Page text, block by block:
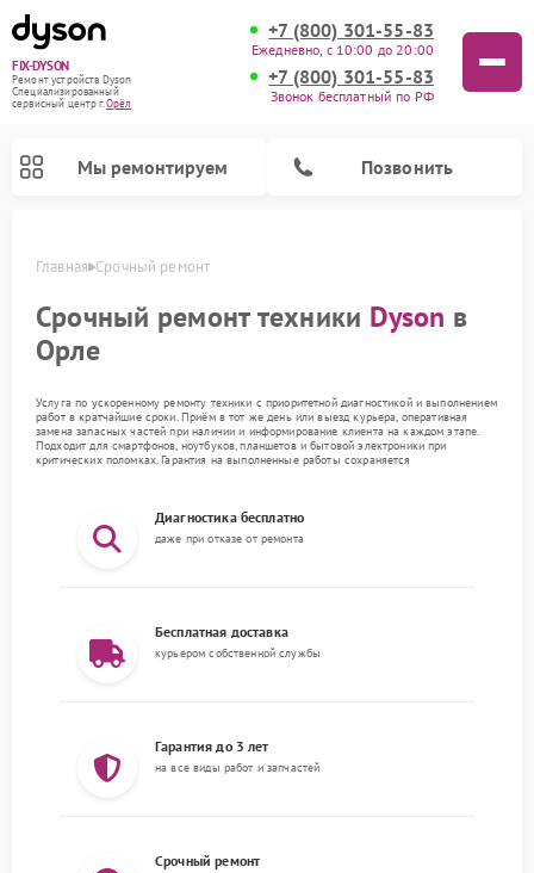
FIX-DYSON
Ремонт устройств Dyson
Специализированный
cервисный центр г.Орёл
+7 (800) 301-55-83
Ежедневно, с 10:00 до 20:00
+7 (800) 301-55-83
Звонок бесплатный по РФ
Мы ремонтируем Позвонить
Главная Срочный ремонт
Срочный ремонт техники Dyson в
Орле
Услуга по ускоренному ремонту техники с приоритетной диагностикой и выполнением
работ в кратчайшие сроки. Приём в тот же день или выезд курьера, оперативная
замена запасных частей при наличии и информирование клиента на каждом этапе.
Подходит для смартфонов, ноутбуков, планшетов и бытовой электроники при
критических поломках. Гарантия на выполненные работы сохраняется
Диагностика бесплатно
даже при отказе от ремонта
Бесплатная доставка
курьером собственной службы
Гарантия до 3 лет
на все виды работ и запчастей
Срочный ремонт